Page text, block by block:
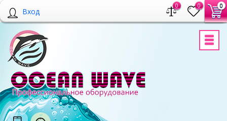
Вход
0 0 0